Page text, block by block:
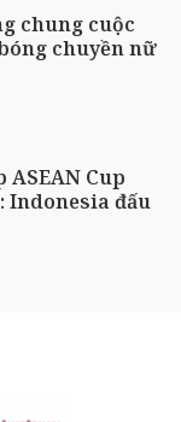
chung cuộc
chuyền nữ
Cup
Indonesia đấu